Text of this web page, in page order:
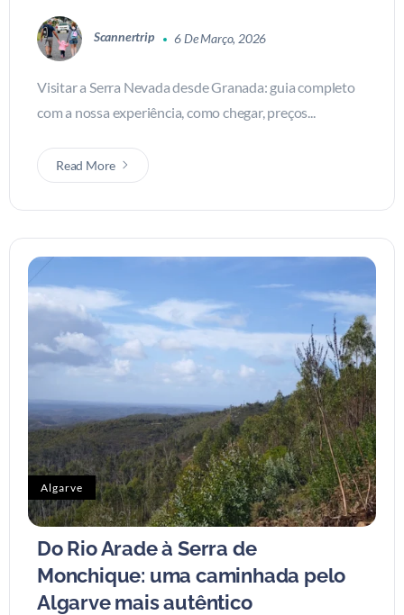
Scannertrip 6 De Março, 2026
Visitar a Serra Nevada desde Granada: guia completo
com a nossa experiência, como chegar, preços...
Read More
Algarve
Do Rio Arade à Serra de
Monchique: uma caminhada pelo
Algarve mais autêntico